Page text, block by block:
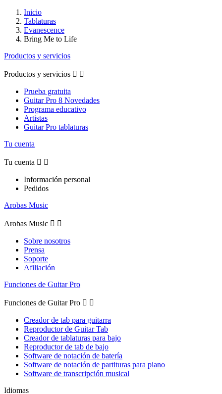
Inicio
Tablaturas
Evanescence
Bring Me to Life
Productos y servicios
Productos y servicios  
Prueba gratuita
Guitar Pro 8 Novedades
Programa educativo
Artistas
Guitar Pro tablaturas
Tu cuenta
Tu cuenta  
Información personal
Pedidos
Arobas Music
Arobas Music  
Sobre nosotros
Prensa
Soporte
Afiliación
Funciones de Guitar Pro
Funciones de Guitar Pro  
Creador de tab para guitarra
Reproductor de Guitar Tab
Creador de tablaturas para bajo
Reproductor de tab de bajo
Software de notación de batería
Software de notación de partituras para piano
Software de transcripción musical
Idiomas